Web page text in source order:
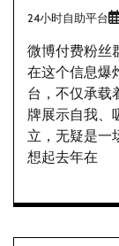
24小时自助平台
微博付费粉丝
在这个信息爆
台，不仅承载
牌展示自我、
立，无疑是一
想起去年在